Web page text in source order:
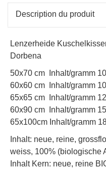
Description du produit
Lenzerheide
Dorbena
50x70 cm Inhalt/gramm
60x60 cm Inhalt/gramm
65x65 cm Inhalt/gramm
60x90 cm Inhalt/gramm
65x100cm Inhalt/gramm
Inhalt: neue, reine,
weiss, 100% (biologische
Inhalt Kern: neue, reine